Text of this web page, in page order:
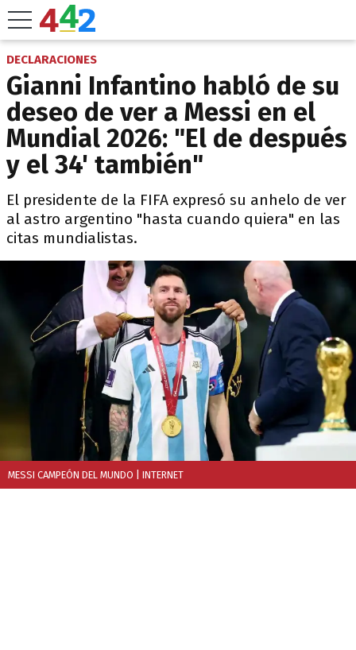
DECLARACIONES
Gianni Infantino habló de su
deseo de ver a Messi en el
Mundial 2026: "El de después
y el 34' también"
El presidente de la FIFA expresó su anhelo de ver
al astro argentino "hasta cuando quiera" en las
citas mundialistas.
MESSI CAMPEÓN DEL MUNDO | INTERNET